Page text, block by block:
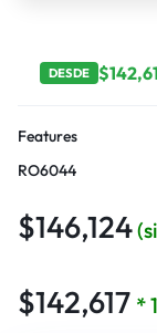
DESDE $
Features
RO6044
$146,124
$142,617 *